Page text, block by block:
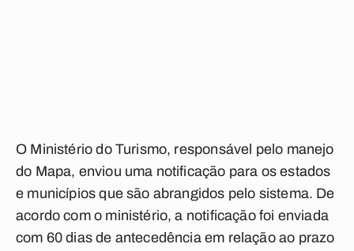
O Ministério do Turismo, responsável pelo manejo
do Mapa, enviou uma notificação para os estados
e municípios que são abrangidos pelo sistema. De
acordo com o ministério, a notificação foi enviada
com 60 dias de antecedência em relação ao prazo